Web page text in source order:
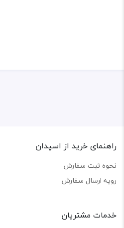
راهنمای خرید از اسپدان
نحوه ثبت سفارش
رویه ارسال سفارش
خدمات مشتریان